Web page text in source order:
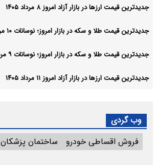
جدیدترین قیمت ارزها در بازار آزاد امروز ۸ مرداد ۱۴۰۵
جدیدترین قیمت طلا و سکه در بازار امروز؛ نوسانات ۱۰ مرداد ۱۴۰۵
جدیدترین قیمت طلا و سکه در بازار امروز؛ نوسانات ۹ مرداد ۱۴۰۵
جدیدترین قیمت ارزها در بازار آزاد امروز ۱۱ مرداد ۱۴۰۵
وب گردی
فروش اقساطی خودرو
ساختمان پزشکان